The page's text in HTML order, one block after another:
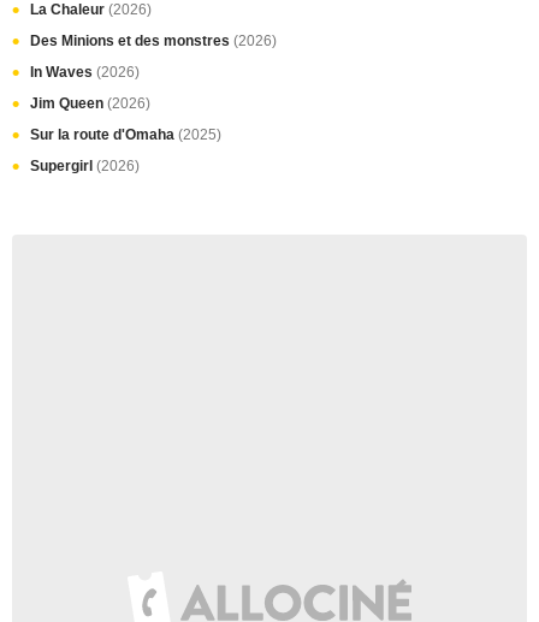
La Chaleur (2026)
Des Minions et des monstres (2026)
In Waves (2026)
Jim Queen (2026)
Sur la route d'Omaha (2025)
Supergirl (2026)